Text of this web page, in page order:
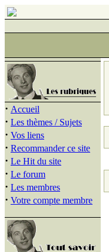
· Accueil
· Les thèmes / Sujets
· Vos liens
· Recommander ce site
· Le Hit du site
· Le forum
· Les membres
· Votre compte membre